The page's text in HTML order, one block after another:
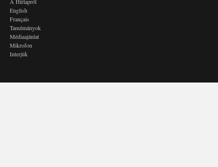
English
Français
Tanulmányok
Médiaajánlat
Mikrofon
Interjúk